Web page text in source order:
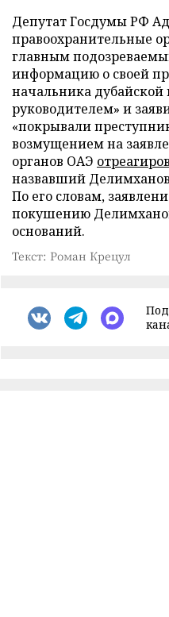
Депутат Госдумы РФ
правоохранительные
главным
информацию о своей
начальника
руководителем» и
«покрывали
возмущением на
органов ОАЭ
назвавший
По его словам,
покушению
оснований.
Текст: Роман Крецул